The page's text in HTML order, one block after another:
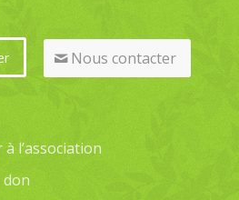
Nous contacter
l’association
don